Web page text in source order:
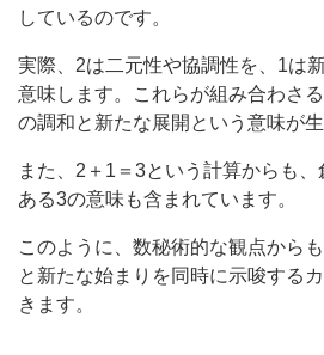
しているのです。
実際、2は二元性や協調性を、1は
意味します。これらが組み合わさ
の調和と新たな展開という意味が生
また、2＋1＝3という計算からも
ある3の意味も含まれています。
このように、数秘術的な観点から
と新たな始まりを同時に示唆する
きます。